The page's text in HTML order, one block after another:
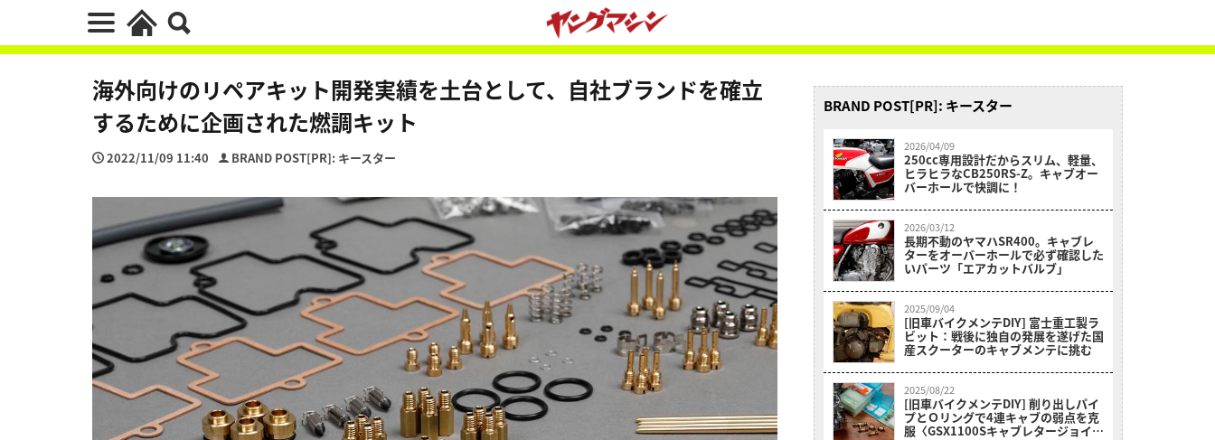
海外向けのリペアキット開発実績を土台として、自社ブランドを確立
するために企画された燃調キット
2022/11/09 11:40 BRAND POST[PR]: キースター
BRAND POST[PR]: キースター
2026/04/09
250cc専用設計だからスリム、軽量、
ヒラヒラなCB250RS-Z。キャブオー
バーホールで快調に！
2026/03/12
長期不動のヤマハSR400。キャブレ
ターをオーバーホールで必ず確認した
いパーツ「エアカットバルブ」
2025/09/04
[旧車バイクメンテDIY] 富士重工製ラ
ビット：戦後に独自の発展を遂げた国
産スクーターのキャブメンテに挑む
2025/08/22
[旧車バイクメンテDIY] 削り出しパイ
プとＯリングで4連キャブの弱点を克
服〈GSX1100Sキャブレタージョイン